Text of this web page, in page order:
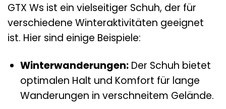
GTX Ws ist ein vielseitiger Schuh, der für
verschiedene Winteraktivitäten geeignet
ist. Hier sind einige Beispiele:
Winterwanderungen:Der Schuh bietet
optimalen Halt und Komfort für lange
Wanderungen in verschneitem Gelände.